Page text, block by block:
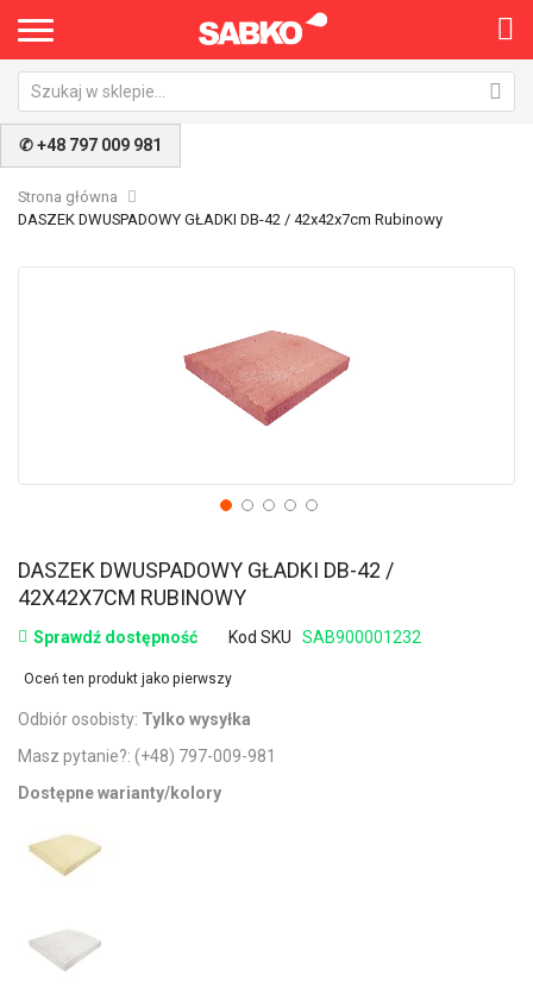
✆ +48 797 009 981
Strona główna
DASZEK DWUSPADOWY GŁADKI DB-42 / 42x42x7cm Rubinowy
DASZEK DWUSPADOWY GŁADKI DB-42 /
42X42X7CM RUBINOWY
Sprawdź dostępność Kod SKU SAB900001232
Oceń ten produkt jako pierwszy
Odbiór osobisty: Tylko wysyłka
Masz pytanie?: (+48) 797-009-981
Dostępne warianty/kolory